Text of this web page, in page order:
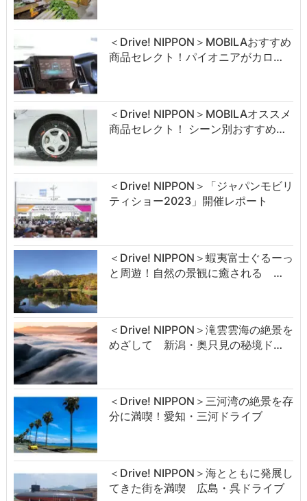
＜Drive! NIPPON＞MOBILAおすすめ
商品セレクト！パイオニアがカロ…
＜Drive! NIPPON＞MOBILAオススメ
商品セレクト！ シーン別おすすめ…
＜Drive! NIPPON＞「ジャパンモビリ
ティショー2023」開催レポート
＜Drive! NIPPON＞蝦夷富士ぐるーっ
と周遊！自然の景観に癒される …
＜Drive! NIPPON＞滝雲雲海の絶景を
めざして 新潟・奥只見の秘境ド…
＜Drive! NIPPON＞三河湾の絶景を存
分に満喫！愛知・三河ドライブ
＜Drive! NIPPON＞海とともに発展し
てきた街を満喫 広島・呉ドライブ